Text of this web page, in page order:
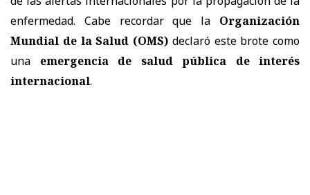
enfermedad. Cabe recordar que la Organización
Mundial de la Salud (OMS) declaró este brote como
una emergencia de salud pública de interés
internacional.